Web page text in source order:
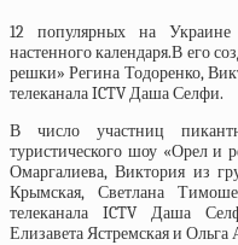
12 популярных на Украине
настенного календаря.В его
решки» Регина Тодоренко,
телеканала ICTV Даша Селфи.
В число участниц
туристического шоу «Орел и
Омаргалиева, Виктория из
Крымская, Светлана
телеканала ICTV Даша
Елизавета Ястремская и Ольга